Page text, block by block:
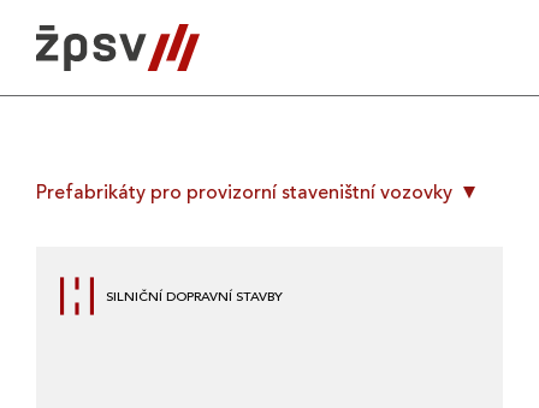
content
Prefabrikáty pro provizorní staveništní vozovky
SILNIČNÍ DOPRAVNÍ STAVBY